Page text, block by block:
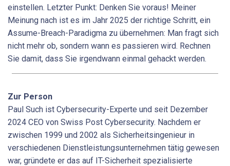
einstellen. Letzter Punkt: Denken Sie voraus! Meiner
Meinung nach ist es im Jahr 2025 der richtige Schritt, ein
Assume-Breach-Paradigma zu übernehmen: Man fragt sich
nicht mehr ob, sondern wann es passieren wird. Rechnen
Sie damit, dass Sie irgendwann einmal gehackt werden.
Zur Person
Paul Such ist Cybersecurity-Experte und seit Dezember
2024 CEO von Swiss Post Cybersecurity. Nachdem er
zwischen 1999 und 2002 als Sicherheitsingenieur in
verschiedenen Dienstleistungsunternehmen tätig gewesen
war, gründete er das auf IT-Sicherheit spezialisierte